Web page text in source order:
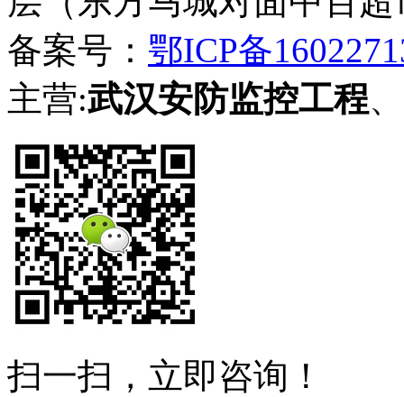
备案号： 鄂ICP备
主营:武汉安防监控工程、
扫一扫，立即咨询！